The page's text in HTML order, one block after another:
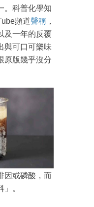
。科普化學知
頻道聲稱 ，
及一年的反覆
與可口可樂味
原版幾乎沒分
因或磷酸，而
。